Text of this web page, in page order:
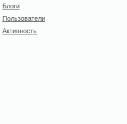
Блоги
Пользователи
Активность